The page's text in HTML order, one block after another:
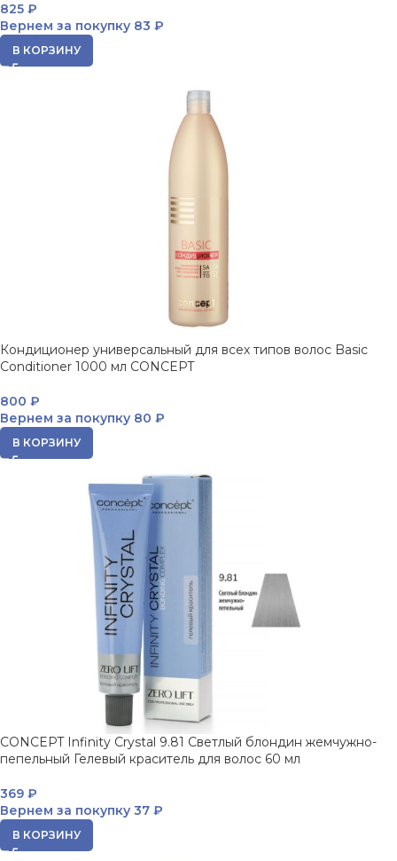
825 ₽
Вернем за покупку 83 ₽
В КОРЗИНУ
Кондиционер универсальный для всех типов волос Basic
Conditioner 1000 мл CONCEPT
800 ₽
Вернем за покупку 80 ₽
В КОРЗИНУ
CONCEPT Infinity Crystal 9.81 Светлый блондин жемчужно-
пепельный Гелевый краситель для волос 60 мл
369 ₽
Вернем за покупку 37 ₽
В КОРЗИНУ